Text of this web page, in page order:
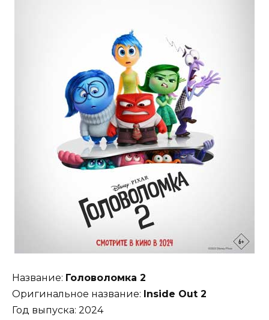
Название: Головоломка 2
Оригинальное название: Inside Out 2
Год выпуска: 2024